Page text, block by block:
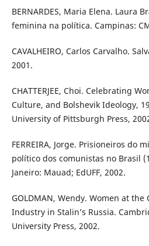
BERNARDES, Maria Elena. Laura
feminina na política. Campinas:
CAVALHEIRO, Carlos Carvalho.
2001.
CHATTERJEE, Choi. Celebrating
Culture, and Bolshevik Ideology,
University of Pittsburgh Press,
FERREIRA, Jorge. Prisioneiros do
político dos comunistas no Brasil
Janeiro: Mauad; EdUFF, 2002.
GOLDMAN, Wendy. Women at the
Industry in Stalin’s Russia.
University Press, 2002.